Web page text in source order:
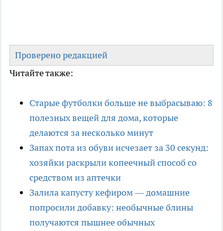
Проверено редакцией
Читайте также:
Старые футболки больше не выбрасываю: 8
полезных вещей для дома, которые
делаются за несколько минут
Запах пота из обуви исчезает за 30 секунд:
хозяйки раскрыли копеечный способ со
средством из аптечки
Залила капусту кефиром — домашние
попросили добавку: необычные блины
получаются пышнее обычных